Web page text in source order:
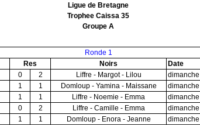
Ligue de Bretagne
Trophee Caissa 35
Groupe A
Ronde 1
Res Noirs Date
0 2 Liffre - Margot - Lilou
1 1 Domloup - Yamina - Maissane
1 1 Liffre - Noemie - Emma
0 2 Liffre - Camille - Emma
1 1 Domloup - Enora - Jeanne